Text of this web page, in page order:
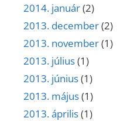
2014. január(2)
2013. december(2)
2013. november(1)
2013. július(1)
2013. június(1)
2013. május(1)
2013. április(1)